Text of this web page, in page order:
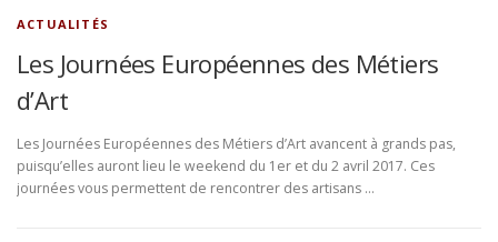
ACTUALITÉS
Les Journées Européennes des Métiers
d’Art
Les Journées Européennes des Métiers d’Art avancent à grands pas,
puisqu’elles auront lieu le weekend du 1er et du 2 avril 2017. Ces
journées vous permettent de rencontrer des artisans …